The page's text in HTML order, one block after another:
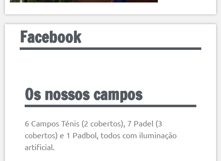
Facebook
Os nossos campos
6 Campos Ténis (2 cobertos), 7 Padel (3
cobertos) e 1 Padbol, todos com iluminação
artificial.